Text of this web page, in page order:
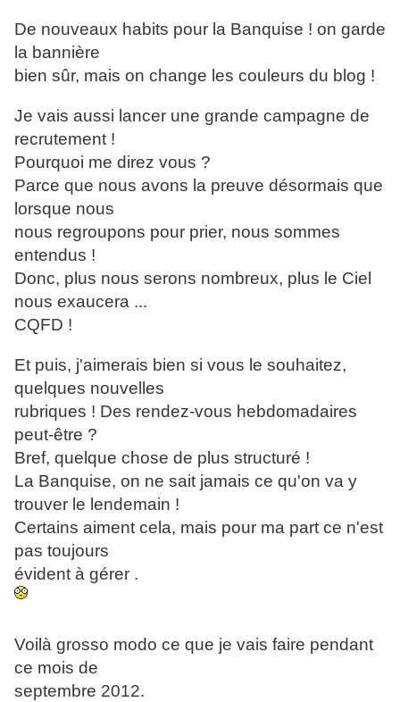
De nouveaux habits pour la Banquise ! on garde
la bannière
bien sûr, mais on change les couleurs du blog !
Je vais aussi lancer une grande campagne de
recrutement !
Pourquoi me direz vous ?
Parce que nous avons la preuve désormais que
lorsque nous
nous regroupons pour prier, nous sommes
entendus !
Donc, plus nous serons nombreux, plus le Ciel
nous exaucera ...
CQFD !
Et puis, j'aimerais bien si vous le souhaitez,
quelques nouvelles
rubriques ! Des rendez-vous hebdomadaires
peut-être ?
Bref, quelque chose de plus structuré !
La Banquise, on ne sait jamais ce qu'on va y
trouver le lendemain !
Certains aiment cela, mais pour ma part ce n'est
pas toujours
évident à gérer .
Voilà grosso modo ce que je vais faire pendant
ce mois de
septembre 2012.